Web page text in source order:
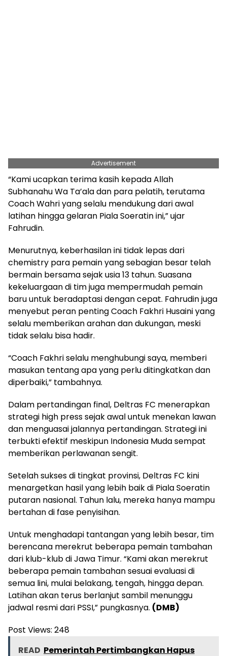
Advertisement
“Kami ucapkan terima kasih kepada Allah
Subhanahu Wa Ta’ala dan para pelatih, terutama
Coach Wahri yang selalu mendukung dari awal
latihan hingga gelaran Piala Soeratin ini,” ujar
Fahrudin.
Menurutnya, keberhasilan ini tidak lepas dari
chemistry para pemain yang sebagian besar telah
bermain bersama sejak usia 13 tahun. Suasana
kekeluargaan di tim juga mempermudah pemain
baru untuk beradaptasi dengan cepat. Fahrudin juga
menyebut peran penting Coach Fakhri Husaini yang
selalu memberikan arahan dan dukungan, meski
tidak selalu bisa hadir.
“Coach Fakhri selalu menghubungi saya, memberi
masukan tentang apa yang perlu ditingkatkan dan
diperbaiki,” tambahnya.
Dalam pertandingan final, Deltras FC menerapkan
strategi high press sejak awal untuk menekan lawan
dan menguasai jalannya pertandingan. Strategi ini
terbukti efektif meskipun Indonesia Muda sempat
memberikan perlawanan sengit.
Setelah sukses di tingkat provinsi, Deltras FC kini
menargetkan hasil yang lebih baik di Piala Soeratin
putaran nasional. Tahun lalu, mereka hanya mampu
bertahan di fase penyisihan.
Untuk menghadapi tantangan yang lebih besar, tim
berencana merekrut beberapa pemain tambahan
dari klub-klub di Jawa Timur. “Kami akan merekrut
beberapa pemain tambahan sesuai evaluasi di
semua lini, mulai belakang, tengah, hingga depan.
Latihan akan terus berlanjut sambil menunggu
jadwal resmi dari PSSI,” pungkasnya. (DMB)
Post Views: 248
READ Pemerintah Pertimbangkan Hapus